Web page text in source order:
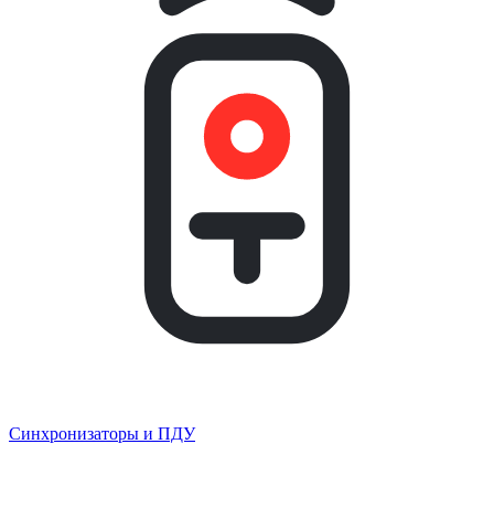
Синхронизаторы и ПДУ